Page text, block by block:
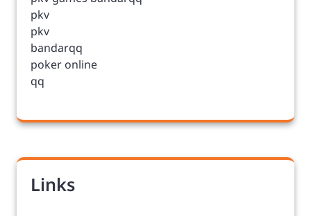
pkv
pkv
bandarqq
poker online
qq
Links